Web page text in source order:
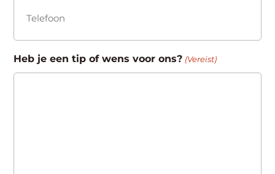
Heb je een tip of wens voor ons? (Vereist)